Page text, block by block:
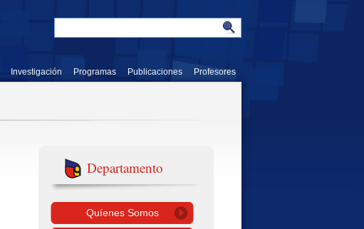
Investigación Programas Publicaciones Profesores
Departamento
Quíenes Somos